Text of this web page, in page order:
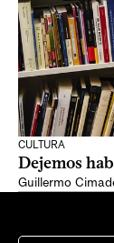
CULTURA
Dejemos
Guillermo